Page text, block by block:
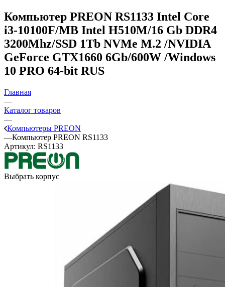
Компьютер PREON RS1133 Intel Core
i3-10100F/MB Intel H510M/16 Gb DDR4
3200Mhz/SSD 1Tb NVMe M.2 /NVIDIA
GeForce GTX1660 6Gb/600W /Windows
10 PRO 64-bit RUS
Главная
—
Каталог товаров
—
Компьютеры PREON
—Компьютер PREON RS1133
Артикул: RS1133
Выбрать корпус